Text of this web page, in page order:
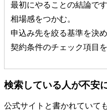
最初にやることの結論です
相場感をつかむ。
申込み先を絞る基準を決め
契約条件のチェック項目を
検索している人が不安
公式サイトと書かれていて